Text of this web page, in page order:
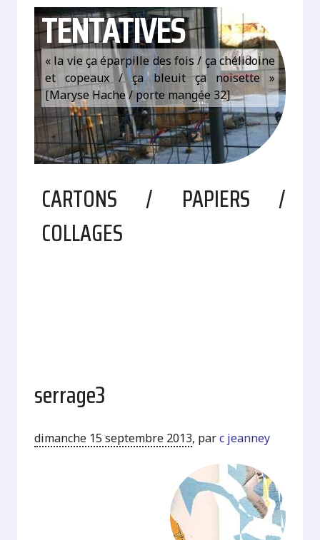
TENTATIVES
« la vie ça éparpille des fois / ça chélidoine
et copeaux / ça bleuit ça noisette »
[Maryse Hache / porte mangée 32]
CARTONS / PAPIERS /
COLLAGES
serrage3
dimanche 15 septembre 2013, parc jeanney